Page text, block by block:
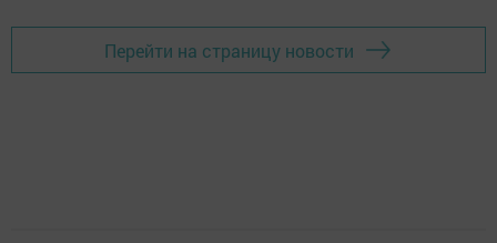
Перейти на страницу новости